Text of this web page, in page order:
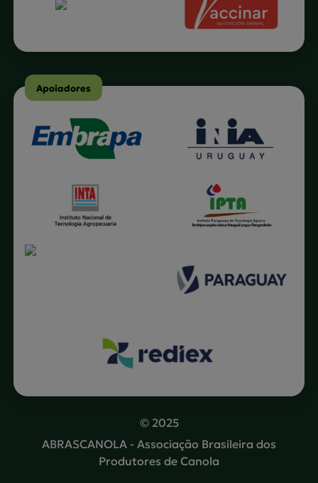
Apoiadores
© 2025
ABRASCANOLA - Associação Brasileira dos
Produtores de Canola